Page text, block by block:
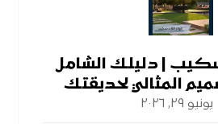
سكيب | دليلك الشامل
المثالي لحديقتك
يونيو ٢٩, ٢٠٢٦